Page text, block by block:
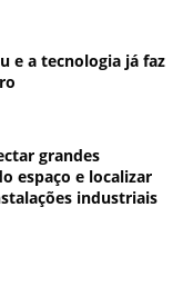
e a tecnologia já faz
grandes
espaço e localizar
industriais